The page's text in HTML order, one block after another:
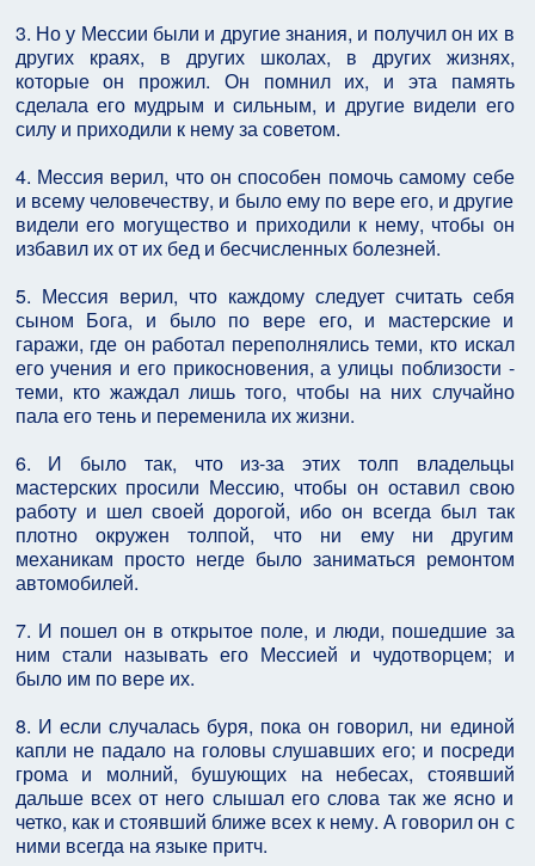
3. Но у Мессии были и другие знания, и получил он их в
других краях, в других школах, в других жизнях,
которые он прожил. Он помнил их, и эта память
сделала его мудрым и сильным, и другие видели его
силу и приходили к нему за советом.
4. Мессия верил, что он способен помочь самому себе
и всему человечеству, и было ему по вере его, и другие
видели его могущество и приходили к нему, чтобы он
избавил их от их бед и бесчисленных болезней.
5. Мессия верил, что каждому следует считать себя
сыном Бога, и было по вере его, и мастерские и
гаражи, где он работал переполнялись теми, кто искал
его учения и его прикосновения, а улицы поблизости -
теми, кто жаждал лишь того, чтобы на них случайно
пала его тень и переменила их жизни.
6. И было так, что из-за этих толп владельцы
мастерских просили Мессию, чтобы он оставил свою
работу и шел своей дорогой, ибо он всегда был так
плотно окружен толпой, что ни ему ни другим
механикам просто негде было заниматься ремонтом
автомобилей.
7. И пошел он в открытое поле, и люди, пошедшие за
ним стали называть его Мессией и чудотворцем; и
было им по вере их.
8. И если случалась буря, пока он говорил, ни единой
капли не падало на головы слушавших его; и посреди
грома и молний, бушующих на небесах, стоявший
дальше всех от него слышал его слова так же ясно и
четко, как и стоявший ближе всех к нему. А говорил он с
ними всегда на языке притч.